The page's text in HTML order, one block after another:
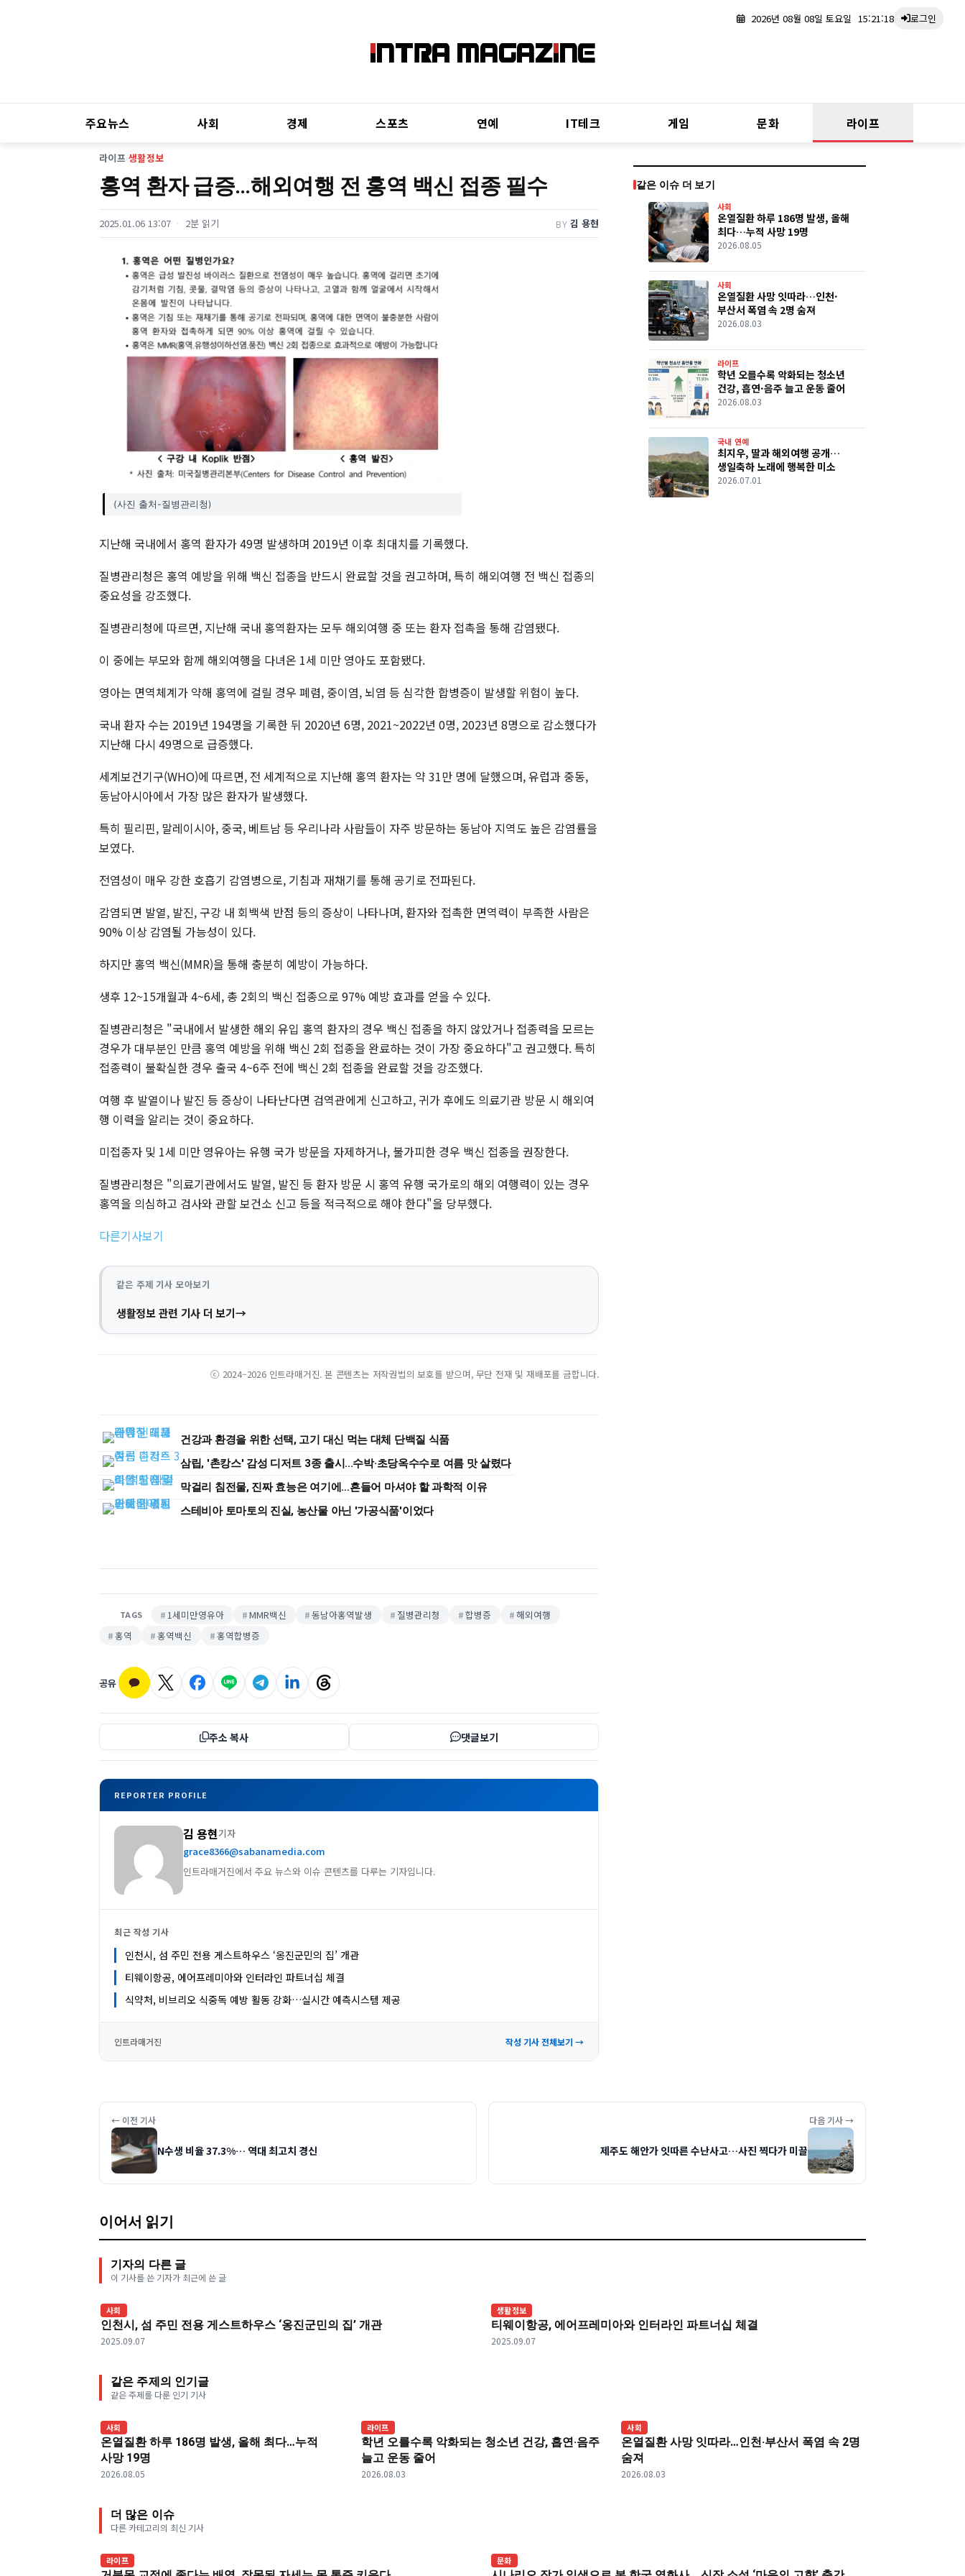
2026년 08월 08일 토요일 15:21:19 로그인
주요뉴스 사회 경제 스포츠 연예 IT테크 게임 문화 라이프
라이프›생활정보
홍역 환자 급증…해외여행 전 홍역 백신 접종 필수
2025.01.06 13:07 2분 읽기 BY 김 용현
(사진 출처-질병관리청)
지난해 국내에서 홍역 환자가 49명 발생하며 2019년 이후 최대치를 기록했다.
질병관리청은 홍역 예방을 위해 백신 접종을 반드시 완료할 것을 권고하며, 특히 해외여행 전 백신 접종의
중요성을 강조했다.
질병관리청에 따르면, 지난해 국내 홍역환자는 모두 해외여행 중 또는 환자 접촉을 통해 감염됐다.
이 중에는 부모와 함께 해외여행을 다녀온 1세 미만 영아도 포함됐다.
영아는 면역체계가 약해 홍역에 걸릴 경우 폐렴, 중이염, 뇌염 등 심각한 합병증이 발생할 위험이 높다.
국내 환자 수는 2019년 194명을 기록한 뒤 2020년 6명, 2021~2022년 0명, 2023년 8명으로 감소했다가
지난해 다시 49명으로 급증했다.
세계보건기구(WHO)에 따르면, 전 세계적으로 지난해 홍역 환자는 약 31만 명에 달했으며, 유럽과 중동,
동남아시아에서 가장 많은 환자가 발생했다.
특히 필리핀, 말레이시아, 중국, 베트남 등 우리나라 사람들이 자주 방문하는 동남아 지역도 높은 감염률을
보였다.
전염성이 매우 강한 호흡기 감염병으로, 기침과 재채기를 통해 공기로 전파된다.
감염되면 발열, 발진, 구강 내 회백색 반점 등의 증상이 나타나며, 환자와 접촉한 면역력이 부족한 사람은
90% 이상 감염될 가능성이 있다.
하지만 홍역 백신(MMR)을 통해 충분히 예방이 가능하다.
생후 12~15개월과 4~6세, 총 2회의 백신 접종으로 97% 예방 효과를 얻을 수 있다.
질병관리청은 "국내에서 발생한 해외 유입 홍역 환자의 경우 백신 접종을 하지 않았거나 접종력을 모르는
경우가 대부분인 만큼 홍역 예방을 위해 백신 2회 접종을 완료하는 것이 가장 중요하다"고 권고했다. 특히
접종력이 불확실한 경우 출국 4~6주 전에 백신 2회 접종을 완료할 것을 강조했다.
여행 후 발열이나 발진 등 증상이 나타난다면 검역관에게 신고하고, 귀가 후에도 의료기관 방문 시 해외여
행 이력을 알리는 것이 중요하다.
미접종자 및 1세 미만 영유아는 유행 국가 방문을 자제하거나, 불가피한 경우 백신 접종을 권장한다.
질병관리청은 "의료기관에서도 발열, 발진 등 환자 방문 시 홍역 유행 국가로의 해외 여행력이 있는 경우
홍역을 의심하고 검사와 관할 보건소 신고 등을 적극적으로 해야 한다"을 당부했다.
다른기사보기
같은 주제 기사 모아보기
생활정보 관련 기사 더 보기
ⓒ 2024–2026 인트라매거진. 본 콘텐츠는 저작권법의 보호를 받으며, 무단 전재 및 재배포를 금합니다.
건강과 환경을 위한 선택, 고기 대신 먹는 대체 단백질 식품
삼립, '촌캉스' 감성 디저트 3종 출시...수박·초당옥수수로 여름 맛 살렸다
막걸리 침전물, 진짜 효능은 여기에…흔들어 마셔야 할 과학적 이유
스테비아 토마토의 진실, 농산물 아닌 '가공식품'이었다
TAGS 1세미만영유아 MMR백신 동남아홍역발생 질병관리청 합병증
해외여행
홍역
홍역백신 홍역합병증
공유
주소 복사 댓글보기
REPORTER PROFILE
김 용현기자
grace8366@sabanamedia.com
인트라매거진에서 주요 뉴스와 이슈 콘텐츠를 다루는 기자입니다.
최근 작성 기사
인천시, 섬 주민 전용 게스트하우스 ‘옹진군민의 집’ 개관
티웨이항공, 에어프레미아와 인터라인 파트너십 체결
식약처, 비브리오 식중독 예방 활동 강화…실시간 예측시스템 제공
인트라매거진 작성 기사 전체보기 →
같은 이슈 더 보기
사회
온열질환 하루 186명 발생, 올해
최다…누적 사망 19명
2026.08.05
사회
온열질환 사망 잇따라…인천·
부산서 폭염 속 2명 숨져
2026.08.03
라이프
학년 오를수록 악화되는 청소년
건강, 흡연·음주 늘고 운동 줄어
2026.08.03
국내 연예
최지우, 딸과 해외여행 공개…
생일축하 노래에 행복한 미소
2026.07.01
← 이전 기사
N수생 비율 37.3%… 역대 최고치 경신
다음 기사 →
제주도 해안가 잇따른 수난사고…사진 찍다가 미끌
이어서 읽기
기자의 다른 글
이 기사를 쓴 기자가 최근에 쓴 글
사회
인천시, 섬 주민 전용 게스트하우스 ‘옹진군민의 집’ 개관
2025.09.07
생활정보
티웨이항공, 에어프레미아와 인터라인 파트너십 체결
2025.09.07
같은 주제의 인기글
같은 주제를 다룬 인기 기사
사회
온열질환 하루 186명 발생, 올해 최다…누적
사망 19명
2026.08.05
라이프
학년 오를수록 악화되는 청소년 건강, 흡연·음주
늘고 운동 줄어
2026.08.03
사회
온열질환 사망 잇따라…인천·부산서 폭염 속 2명
숨져
2026.08.03
더 많은 이슈
다른 카테고리의 최신 기사
라이프 문화